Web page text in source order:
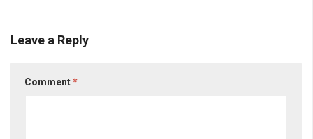
Leave a Reply
Comment*